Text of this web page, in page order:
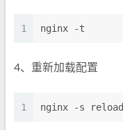
1 nginx -t
4、重新加载配置
1 nginx -s reload